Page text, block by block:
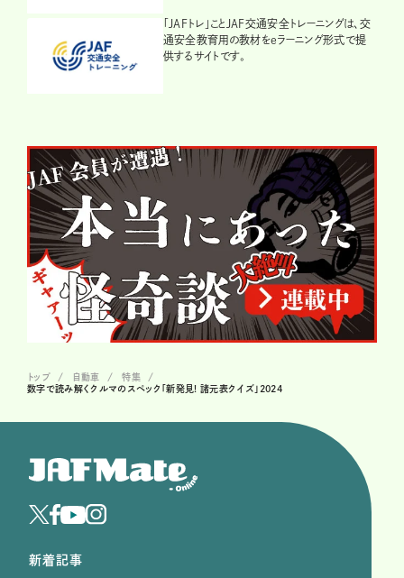
「JAFトレ」ことJAF交通安全トレーニングは、交
通安全教育用の教材をeラーニング形式で提
供するサイトです。
トップ 自動車
特集
数字で読み解くクルマのスペック「新発見! 諸元表クイズ」2024
新着記事